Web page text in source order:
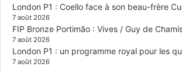
London P1 : Coello face à son beau-frère
7 août 2026
FIP Bronze Portimão : Vives / Guy de
7 août 2026
London P1 : un programme royal pour les
7 août 2026